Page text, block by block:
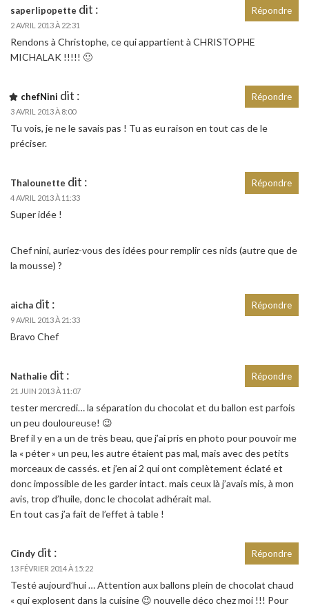
saperlipopette dit :
2 AVRIL 2013 À 22:31
Rendons à Christophe, ce qui appartient à CHRISTOPHE
MICHALAK !!!!! 🙂
Répondre
chefNini dit :
3 AVRIL 2013 À 8:00
Tu vois, je ne le savais pas ! Tu as eu raison en tout cas de le
préciser.
Répondre
Thalounette dit :
4 AVRIL 2013 À 11:33
Super idée !
Chef nini, auriez-vous des idées pour remplir ces nids (autre que de
la mousse) ?
Répondre
aicha dit :
9 AVRIL 2013 À 21:33
Bravo Chef
Répondre
Nathalie dit :
21 JUIN 2013 À 11:07
tester mercredi… la séparation du chocolat et du ballon est parfois
un peu douloureuse! 😉
Bref il y en a un de très beau, que j’ai pris en photo pour pouvoir me
la « péter » un peu, les autre étaient pas mal, mais avec des petits
morceaux de cassés. et j’en ai 2 qui ont complètement éclaté et
donc impossible de les garder intact. mais ceux là j’avais mis, à mon
avis, trop d’huile, donc le chocolat adhérait mal.
En tout cas j’a fait de l’effet à table !
Répondre
Cindy dit :
13 FÉVRIER 2014 À 15:22
Testé aujourd’hui … Attention aux ballons plein de chocolat chaud
« qui explosent dans la cuisine 😉 nouvelle déco chez moi !!! Pour
Répondre